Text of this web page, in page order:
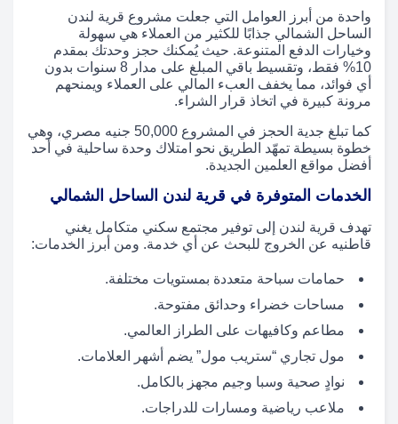
واحدة من أبرز العوامل التي جعلت مشروع قرية لندن
الساحل الشمالي جذابًا للكثير من العملاء هي سهولة
وخيارات الدفع المتنوعة. حيث يُمكنك حجز وحدتك بمقدم
10% فقط، وتقسيط باقي المبلغ على مدار 8 سنوات بدون
أي فوائد، مما يخفف العبء المالي على العملاء ويمنحهم
مرونة كبيرة في اتخاذ قرار الشراء.
كما تبلغ جدية الحجز في المشروع 50,000 جنيه مصري، وهي
خطوة بسيطة تمهّد الطريق نحو امتلاك وحدة ساحلية في أحد
أفضل مواقع العلمين الجديدة.
الخدمات المتوفرة في قرية لندن الساحل الشمالي
تهدف قرية لندن إلى توفير مجتمع سكني متكامل يغني
قاطنيه عن الخروج للبحث عن أي خدمة. ومن أبرز الخدمات:
حمامات سباحة متعددة بمستويات مختلفة.
مساحات خضراء وحدائق مفتوحة.
مطاعم وكافيهات على الطراز العالمي.
مول تجاري “ستريب مول” يضم أشهر العلامات.
نوادٍ صحية وسبا وجيم مجهز بالكامل.
ملاعب رياضية ومسارات للدراجات.